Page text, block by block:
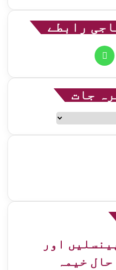
رابطے
WhatsApp
جات
اور
خیمہ